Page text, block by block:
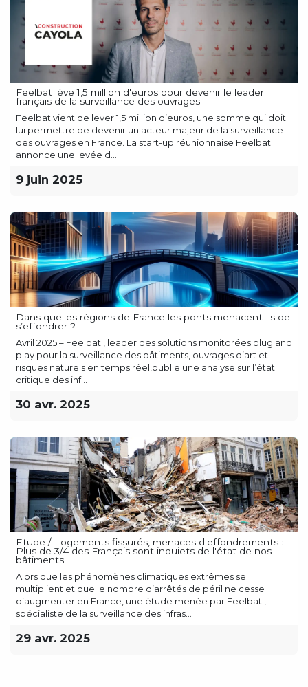
Feelbat lève 1,5 million d'euros pour devenir le leader
français de la surveillance des ouvrages
Feelbat vient de lever 1,5 million d’euros, une somme qui doit
lui permettre de devenir un acteur majeur de la surveillance
des ouvrages en France. La start-up réunionnaise Feelbat
annonce une levée d...
9 juin 2025
Dans quelles régions de France les ponts menacent-ils de
s’effondrer ?
Avril 2025 – Feelbat , leader des solutions monitorées plug and
play pour la surveillance des bâtiments, ouvrages d’art et
risques naturels en temps réel,publie une analyse sur l’état
critique des inf...
30 avr. 2025
Etude / Logements fissurés, menaces d'effondrements :
Plus de 3/4 des Français sont inquiets de l'état de nos
bâtiments
Alors que les phénomènes climatiques extrêmes se
multiplient et que le nombre d’arrêtés de péril ne cesse
d’augmenter en France, une étude menée par Feelbat ,
spécialiste de la surveillance des infras...
29 avr. 2025